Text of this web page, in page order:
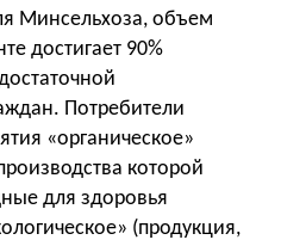
Минсельхоза, объем
достигает 90%
Потребители
«органическое»
которой
для здоровья
(продукция,